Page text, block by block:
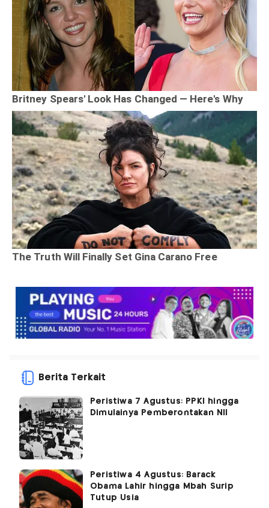
Berita Terkait
Peristiwa 7 Agustus: PPKI hingga
Dimulainya Pemberontakan NII
Peristiwa 4 Agustus: Barack
Obama Lahir hingga Mbah Surip
Tutup Usia